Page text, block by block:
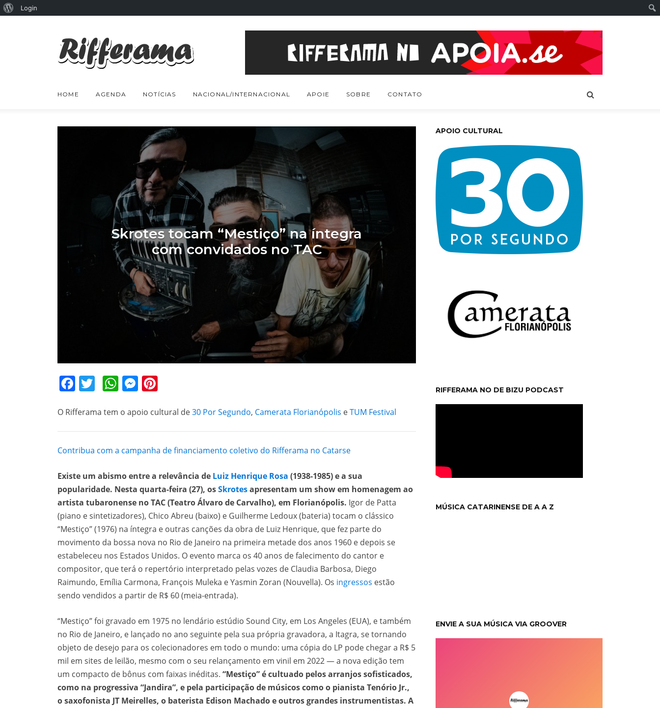
HOME AGENDA NOTÍCIAS NACIONAL/INTERNACIONAL APOIE SOBRE CONTATO
Skrotes tocam “Mestiço” na íntegra
com convidados no TAC
Facebook
Twitter
WhatsApp
Messenger
O Rifferama tem o apoio cultural de30 Por Segundo, Camerata Florianópolis eTUM Festival
Contribua com a campanha de financiamento coletivo do Rifferama no Catarse
Existe um abismo entre a relevância de Luiz Henrique Rosa (1938-1985) e a sua
popularidade. Nesta quarta-feira (27), osSkrotesapresentam um show em homenagem ao
artista tubaronense no TAC (Teatro Álvaro de Carvalho), em Florianópolis. Igor de Patta
(piano e sintetizadores), Chico Abreu (baixo) e Guilherme Ledoux (bateria) tocam o clássico
“Mestiço” (1976) na íntegra e outras canções da obra de Luiz Henrique, que fez parte do
movimento da bossa nova no Rio de Janeiro na primeira metade dos anos 1960 e depois se
estabeleceu nos Estados Unidos. O evento marca os 40 anos de falecimento do cantor e
compositor, que terá o repertório interpretado pelas vozes de Claudia Barbosa, Diego
Raimundo, Emília Carmona, François Muleka e Yasmin Zoran (Nouvella). Os ingressos estão
sendo vendidos a partir de R$ 60 (meia-entrada).
“Mestiço” foi gravado em 1975 no lendário estúdio Sound City, em Los Angeles (EUA), e também
no Rio de Janeiro, e lançado no ano seguinte pela sua própria gravadora, a Itagra, se tornando
objeto de desejo para os colecionadores em todo o mundo: uma cópia do LP pode chegar a R$ 5
mil em sites de leilão, mesmo com o seu relançamento em vinil em 2022 — a nova edição tem
um compacto de bônus com faixas inéditas. “Mestiço” é cultuado pelos arranjos sofisticados,
como na progressiva “Jandira”, e pela participação de músicos como o pianista Tenório Jr.,
o saxofonista JT Meirelles, o baterista Edison Machado e outros grandes instrumentistas. A
APOIO CULTURAL
RIFFERAMA NO DE BIZU PODCAST
MÚSICA CATARINENSE DE A A Z
ENVIE A SUA MÚSICA VIA GROOVER
Sobre
Login